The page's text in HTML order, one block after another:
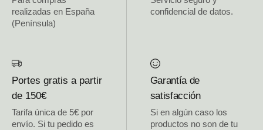
realizadas en España
(Península)
confidencial de datos.
Portes gratis a partir
de 150€
Tarifa única de 5€ por
envío. Si tu pedido es
Garantía de
satisfacción
Si en algún caso los
productos no son de tu